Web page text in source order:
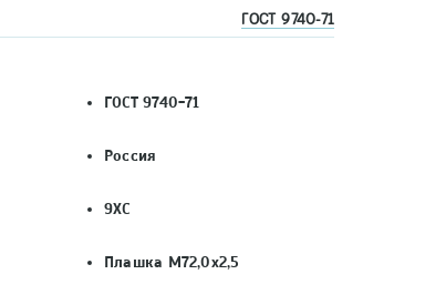
ГОСТ 9740-71
ГОСТ 9740-71
Россия
9ХС
Плашка М72,0х2,5